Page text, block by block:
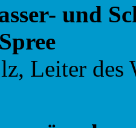
und
Leiter des